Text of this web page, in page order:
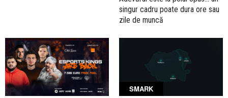
singur cadru poate dura ore sau
zile de muncă
SMARK